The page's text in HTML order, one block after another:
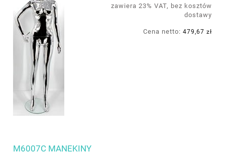
zawiera 23% VAT, bez kosztów
dostawy
Cena netto: 479,67 zł
M6007C MANEKINY